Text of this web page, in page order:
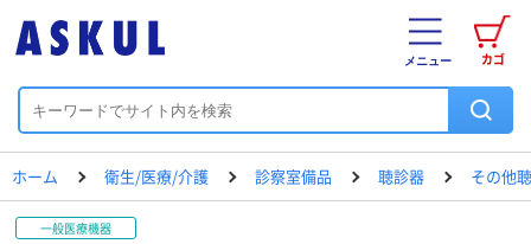
カゴ
メニュー
ホーム 衛生/医療/介護 診察室備品 聴診器 その他
一般医療機器